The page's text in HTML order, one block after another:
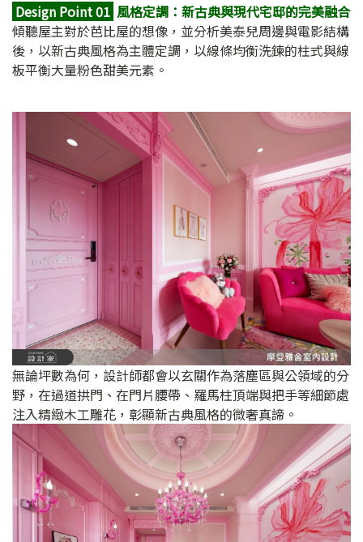
Design Point 01 風格定調：新古典與現代宅邸的完美融合
傾聽屋主對於芭比屋的想像，並分析美泰兒周邊與電影結構
後，以新古典風格為主體定調，以線條均衡洗鍊的柱式與線
板平衡大量粉色甜美元素。
無論坪數為何，設計師都會以玄關作為落塵區與公領域的分
野，在過道拱門、在門片腰帶、羅馬柱頂端與把手等細節處
注入精緻木工雕花，彰顯新古典風格的微奢真諦。